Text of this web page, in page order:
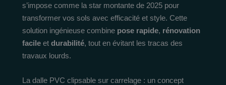
s’impose comme la star montante de 2025 pour
transformer vos sols avec efficacité et style. Cette
solution ingénieuse combine pose rapide, rénovation
facile et durabilité, tout en évitant les tracas des
travaux lourds.
La dalle PVC clipsable sur carrelage : un concept